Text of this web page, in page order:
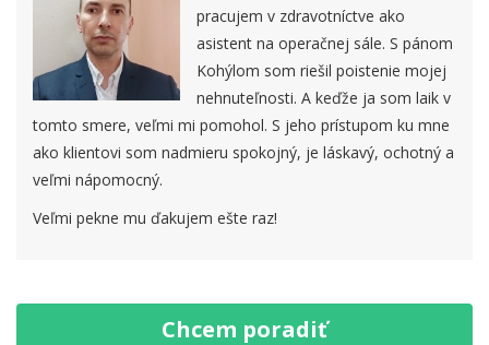
pracujem v zdravotníctve ako
asistent na operačnej sále. S pánom
Kohýlom som riešil poistenie mojej
nehnuteľnosti. A keďže ja som laik v
tomto smere, veľmi mi pomohol. S jeho prístupom ku mne
ako klientovi som nadmieru spokojný, je láskavý, ochotný a
veľmi nápomocný.
Veľmi pekne mu ďakujem ešte raz!
Chcem poradiť